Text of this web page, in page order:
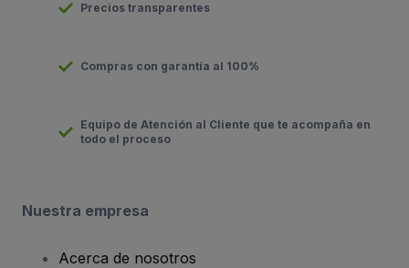
Precios transparentes
Compras con garantía al 100%
Equipo de Atención al Cliente que te acompaña en
todo el proceso
Nuestra empresa
Acerca de nosotros